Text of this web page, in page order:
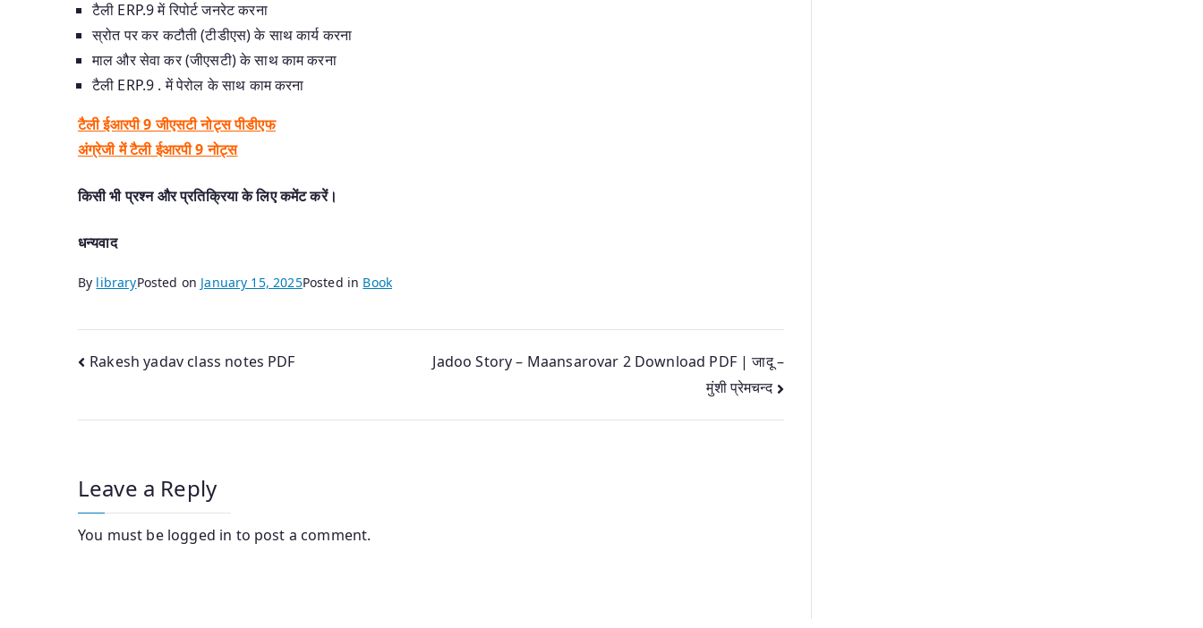
टैली ERP.9 में रिपोर्ट जनरेट करना
स्रोत पर कर कटौती (टीडीएस) के साथ कार्य करना
माल और सेवा कर (जीएसटी) के साथ काम करना
टैली ERP.9 . में पेरोल के साथ काम करना
टैली ईआरपी 9 जीएसटी नोट्स पीडीएफ
अंग्रेजी में टैली ईआरपी 9 नोट्स
किसी भी प्रश्न और प्रतिक्रिया के लिए कमेंट करें।
धन्यवाद
By libraryPosted on January 15, 2025Posted in Book
Post
Rakesh yadav class notes PDF
Jadoo Story – Maansarovar 2 Download PDF | जादू –
मुंशी प्रेमचन्द
Leave a Reply
You must be logged in to post a comment.